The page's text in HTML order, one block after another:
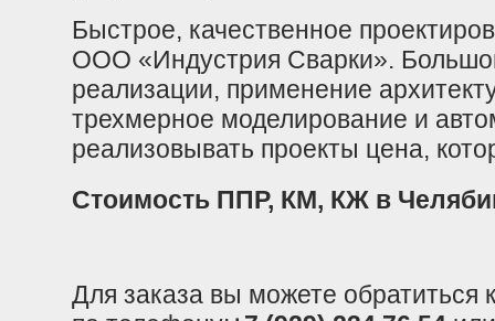
Быстрое, качественное
ООО «Индустрия Сварки».
реализации, применение
трехмерное моделирование и
реализовывать проекты цена,
Стоимость ППР, КМ, КЖ в
Для заказа вы можете